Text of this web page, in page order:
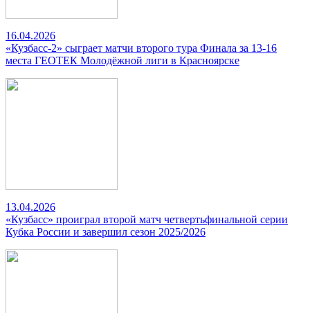
16.04.2026
«Кузбасс-2» сыграет матчи второго тура Финала за 13-16
места ГЕОТЕК Молодёжной лиги в Красноярске
13.04.2026
«Кузбасс» проиграл второй матч четвертьфинальной серии
Кубка России и завершил сезон 2025/2026